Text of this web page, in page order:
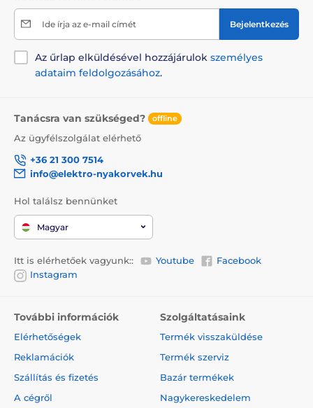
Ide írja az e-mail címét Bejelentkezés
Az űrlap elküldésével hozzájárulok személyes
adataim feldolgozásához.
Tanácsra van szükséged? offline
Az ügyfélszolgálat elérhető
+36 21 300 7514
info@elektro-nyakorvek.hu
Hol találsz bennünket
Magyar
Itt is elérhetőek vagyunk:: Youtube
Facebook
Instagram
További információk
Elérhetőségek
Reklamációk
Szállítás és fizetés
A cégről
Szolgáltatásaink
Termék visszaküldése
Termék szerviz
Bazár termékek
Nagykereskedelem